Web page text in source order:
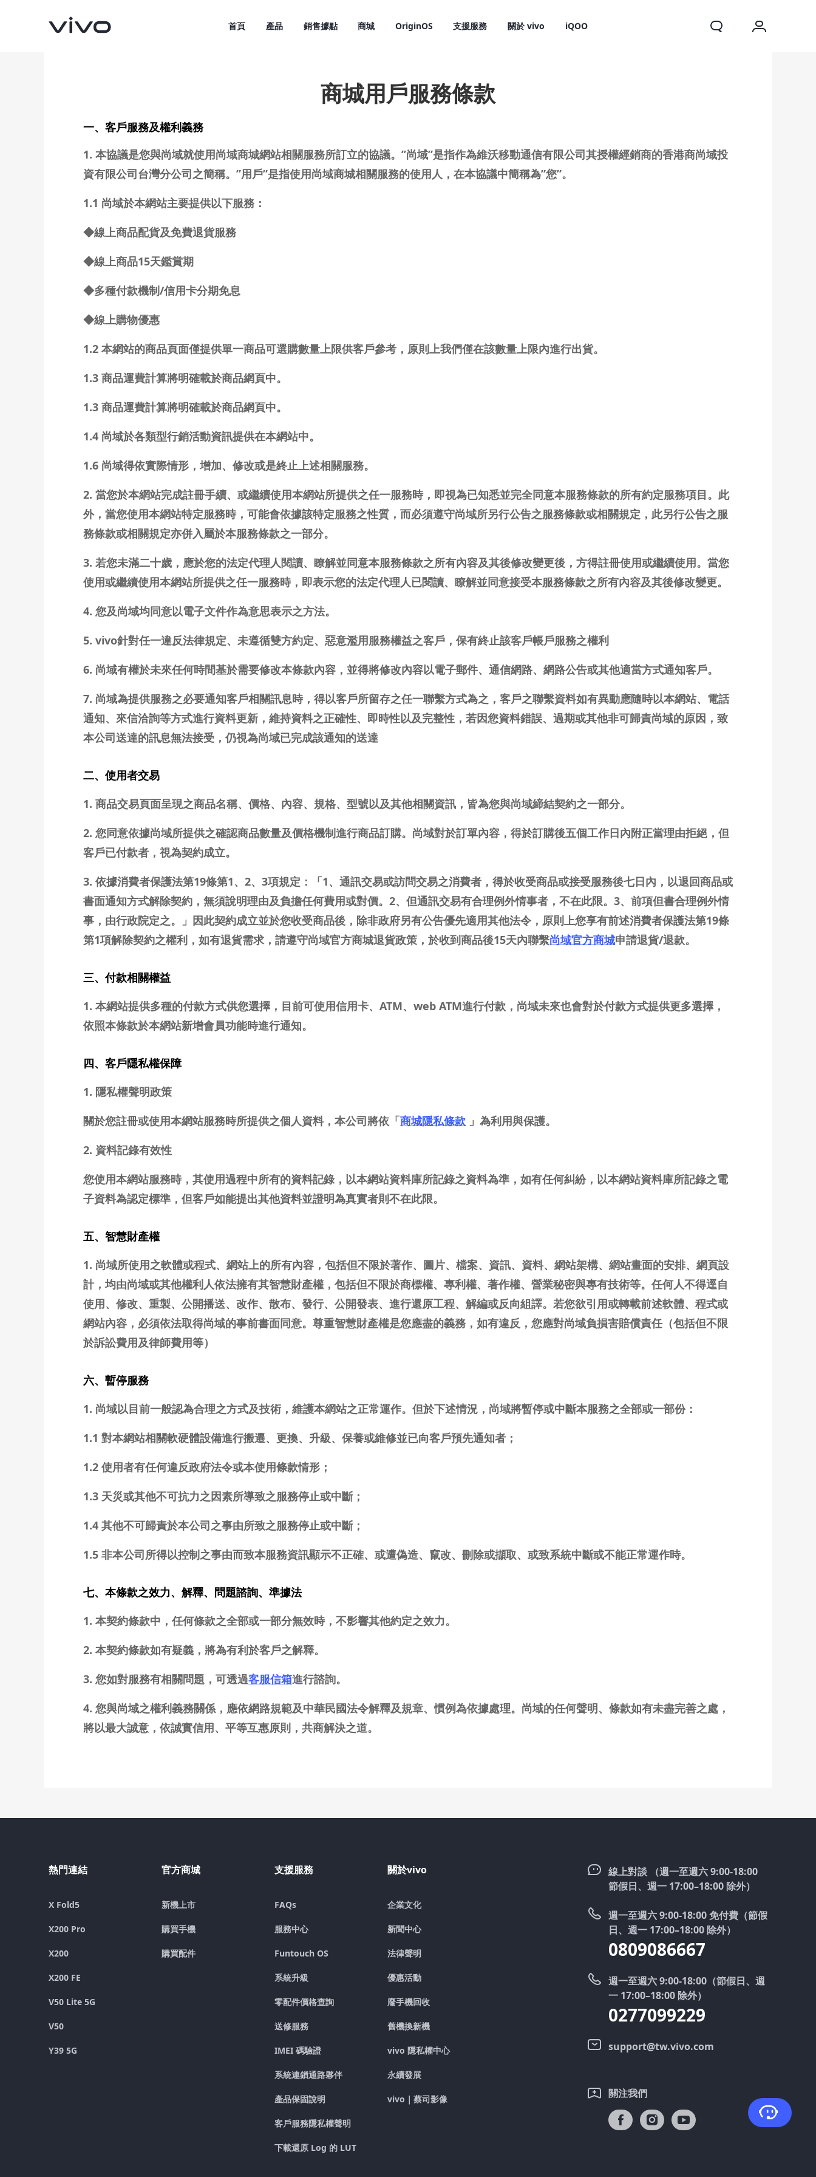
首頁 產品 銷售據點 商城 OriginOS 支援服務 關於 vivo iQOO
V70 新品 V70 FE 新品
商城用戶服務條款
一、客戶服務及權利義務
1. 本協議是您與尚域就使用尚域商城網站相關服務所訂立的協議。”尚域”是指作為維沃移動通信有限公司其授權經銷商的香港商尚域投
資有限公司台灣分公司之簡稱。”用戶”是指使用尚域商城相關服務的使用人，在本協議中簡稱為”您”。
1.1 尚域於本網站主要提供以下服務：
◆線上商品配貨及免費退貨服務
◆線上商品15天鑑賞期
◆多種付款機制/信用卡分期免息
◆線上購物優惠
1.2 本網站的商品頁面僅提供單一商品可選購數量上限供客戶參考，原則上我們僅在該數量上限內進行出貨。
1.3 商品運費計算將明確載於商品網頁中。
1.3 商品運費計算將明確載於商品網頁中。
1.4 尚域於各類型行銷活動資訊提供在本網站中。
1.6 尚域得依實際情形，增加、修改或是終止上述相關服務。
2. 當您於本網站完成註冊手續、或繼續使用本網站所提供之任一服務時，即視為已知悉並完全同意本服務條款的所有約定服務項目。此
外，當您使用本網站特定服務時，可能會依據該特定服務之性質，而必須遵守尚域所另行公告之服務條款或相關規定，此另行公告之服
務條款或相關規定亦併入屬於本服務條款之一部分。
3. 若您未滿二十歲，應於您的法定代理人閱讀、瞭解並同意本服務條款之所有內容及其後修改變更後，方得註冊使用或繼續使用。當您
使用或繼續使用本網站所提供之任一服務時，即表示您的法定代理人已閱讀、瞭解並同意接受本服務條款之所有內容及其後修改變更。
4. 您及尚域均同意以電子文件作為意思表示之方法。
5. vivo針對任一違反法律規定、未遵循雙方約定、惡意濫用服務權益之客戶，保有終止該客戶帳戶服務之權利
6. 尚域有權於未來任何時間基於需要修改本條款內容，並得將修改內容以電子郵件、通信網路、網路公告或其他適當方式通知客戶。
7. 尚域為提供服務之必要通知客戶相關訊息時，得以客戶所留存之任一聯繫方式為之，客戶之聯繫資料如有異動應隨時以本網站、電話
通知、來信洽詢等方式進行資料更新，維持資料之正確性、即時性以及完整性，若因您資料錯誤、過期或其他非可歸責尚域的原因，致
本公司送達的訊息無法接受，仍視為尚域已完成該通知的送達
二、使用者交易
1. 商品交易頁面呈現之商品名稱、價格、內容、規格、型號以及其他相關資訊，皆為您與尚域締結契約之一部分。
2. 您同意依據尚域所提供之確認商品數量及價格機制進行商品訂購。尚域對於訂單內容，得於訂購後五個工作日內附正當理由拒絕，但
客戶已付款者，視為契約成立。
3. 依據消費者保護法第19條第1、2、3項規定：「1、通訊交易或訪問交易之消費者，得於收受商品或接受服務後七日內，以退回商品或
書面通知方式解除契約，無須說明理由及負擔任何費用或對價。2、但通訊交易有合理例外情事者，不在此限。3、前項但書合理例外情
事，由行政院定之。」因此契約成立並於您收受商品後，除非政府另有公告優先適用其他法令，原則上您享有前述消費者保護法第19條
第1項解除契約之權利，如有退貨需求，請遵守尚域官方商城退貨政策，於收到商品後15天內聯繫尚域官方商城申請退貨/退款。
三、付款相關權益
1. 本網站提供多種的付款方式供您選擇，目前可使用信用卡、ATM、web ATM進行付款，尚域未來也會對於付款方式提供更多選擇，
依照本條款於本網站新增會員功能時進行通知。
四、客戶隱私權保障
1. 隱私權聲明政策
關於您註冊或使用本網站服務時所提供之個人資料，本公司將依「商城隱私條款 」為利用與保護。
2. 資料記錄有效性
您使用本網站服務時，其使用過程中所有的資料記錄，以本網站資料庫所記錄之資料為準，如有任何糾紛，以本網站資料庫所記錄之電
子資料為認定標準，但客戶如能提出其他資料並證明為真實者則不在此限。
五、智慧財產權
1. 尚域所使用之軟體或程式、網站上的所有內容，包括但不限於著作、圖片、檔案、資訊、資料、網站架構、網站畫面的安排、網頁設
計，均由尚域或其他權利人依法擁有其智慧財產權，包括但不限於商標權、專利權、著作權、營業秘密與專有技術等。任何人不得逕自
使用、修改、重製、公開播送、改作、散布、發行、公開發表、進行還原工程、解編或反向組譯。若您欲引用或轉載前述軟體、程式或
網站內容，必須依法取得尚域的事前書面同意。尊重智慧財產權是您應盡的義務，如有違反，您應對尚域負損害賠償責任（包括但不限
於訴訟費用及律師費用等）
六、暫停服務
1. 尚域以目前一般認為合理之方式及技術，維護本網站之正常運作。但於下述情況，尚域將暫停或中斷本服務之全部或一部份：
1.1 對本網站相關軟硬體設備進行搬遷、更換、升級、保養或維修並已向客戶預先通知者；
1.2 使用者有任何違反政府法令或本使用條款情形；
1.3 天災或其他不可抗力之因素所導致之服務停止或中斷；
1.4 其他不可歸責於本公司之事由所致之服務停止或中斷；
1.5 非本公司所得以控制之事由而致本服務資訊顯示不正確、或遭偽造、竄改、刪除或擷取、或致系統中斷或不能正常運作時。
七、本條款之效力、解釋、問題諮詢、準據法
1. 本契約條款中，任何條款之全部或一部分無效時，不影響其他約定之效力。
2. 本契約條款如有疑義，將為有利於客戶之解釋。
3. 您如對服務有相關問題，可透過客服信箱進行諮詢。
4. 您與尚域之權利義務關係，應依網路規範及中華民國法令解釋及規章、慣例為依據處理。尚域的任何聲明、條款如有未盡完善之處，
將以最大誠意，依誠實信用、平等互惠原則，共商解決之道。
熱門連結
X Fold5
X200 Pro
X200
X200 FE
V50 Lite 5G
V50
Y39 5G
官方商城
新機上市
購買手機
購買配件
支援服務
FAQs
服務中心
Funtouch OS
系統升級
零配件價格查詢
送修服務
IMEI 碼驗證
系統連鎖通路夥伴
產品保固說明
客戶服務隱私權聲明
下載還原 Log 的 LUT
關於vivo
企業文化
新聞中心
法律聲明
優惠活動
廢手機回收
舊機換新機
vivo 隱私權中心
永續發展
vivo｜蔡司影像
線上對談 （週一至週六 9:00-18:00
節假日、週一 17:00–18:00 除外）
週一至週六 9:00-18:00 免付費（節假
日、週一 17:00–18:00 除外）
0809086667
週一至週六 9:00-18:00（節假日、週
一 17:00–18:00 除外）
0277099229
support@tw.vivo.com
關注我們